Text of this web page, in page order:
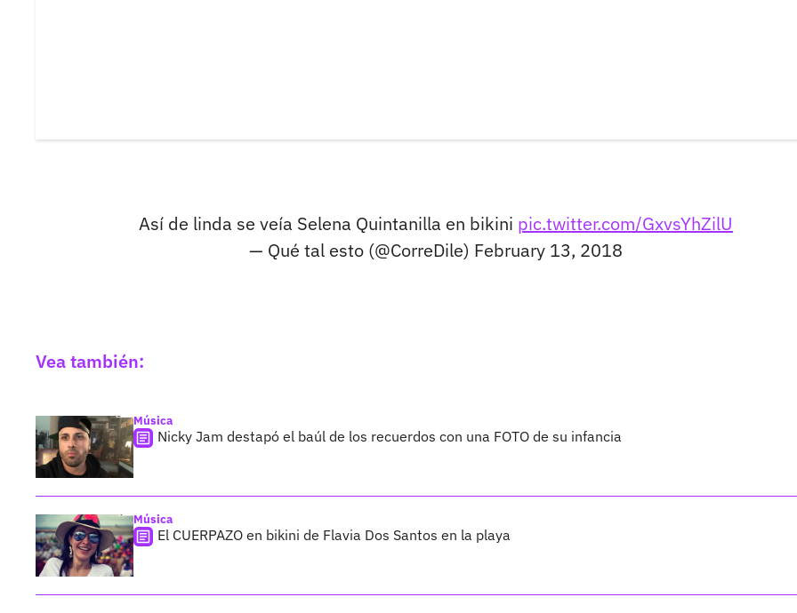
Así de linda se veía Selena Quintanilla en bikini pic.twitter.com/GxvsYhZilU
— Qué tal esto (@CorreDile) February 13, 2018
Vea también:
Música
Nicky Jam destapó el baúl de los recuerdos con una FOTO de su infancia
Música
El CUERPAZO en bikini de Flavia Dos Santos en la playa